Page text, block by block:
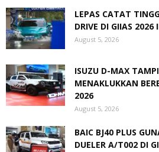
LEPAS CATAT
DRIVE DI GIIAS 2026
August 5, 2026
ISUZU D-MAX
MENAKLUKKAN
2026
August 5, 2026
BAIC BJ40 PLUS
DUELER A/T002 DI